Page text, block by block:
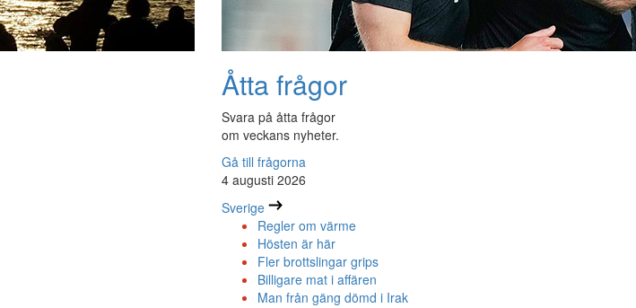
Åtta frågor
Svara på åtta frågor
om veckans nyheter.
Gå till frågorna
4 augusti 2026
Sverige
Regler om värme
Hösten är här
Fler brottslingar grips
Billigare mat i affären
Man från gäng dömd i Irak